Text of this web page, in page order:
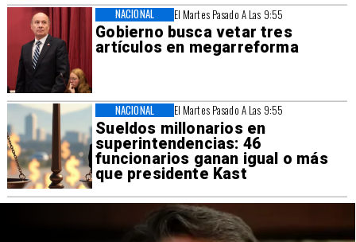
El Martes Pasado A Las 9:55
Gobierno busca vetar tres
artículos en megarreforma
NACIONAL
El Martes Pasado A Las 9:55
Sueldos millonarios en
superintendencias: 46
funcionarios ganan igual o más
que presidente Kast
NACIONAL